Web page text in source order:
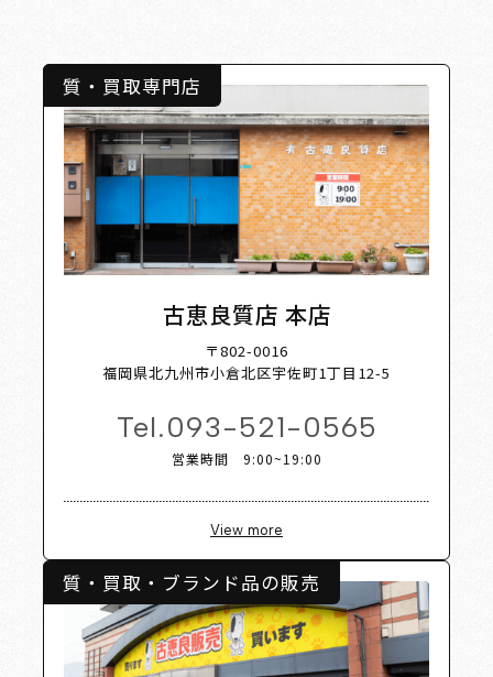
質・買取専門店
古恵良質店 本店
〒802-0016
福岡県北九州市小倉北区宇佐町1丁目12-5
Tel.093-521-0565
営業時間 9:00~19:00
View more
質・買取・ブランド品の販売